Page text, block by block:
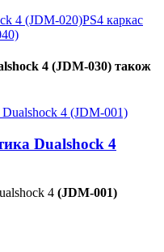
4 (JDM-020)PS4 каркас
4 (JDM-030) також
Dualshock 4
4 (JDM-001)